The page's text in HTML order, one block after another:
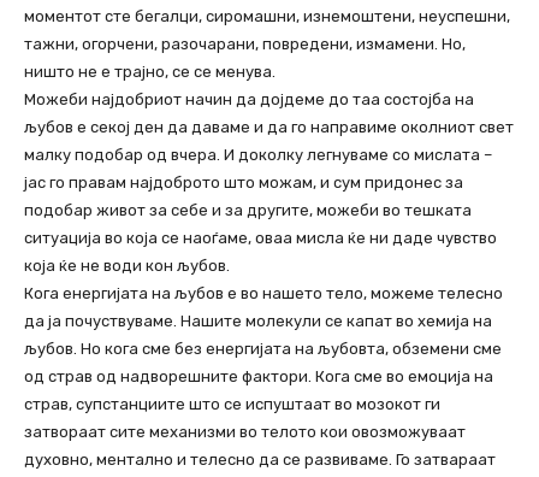
моментот сте бегалци, сиромашни, изнемоштени, неуспешни,
тажни, огорчени, разочарани, повредени, измамени. Но,
ништо не е трајно, сe се менува.
Можеби најдобриот начин да дојдеме до таа состојба на
љубов е секој ден да даваме и да го направиме околниот свет
малку подобар од вчера. И доколку легнуваме со мислата –
јас го правам најдоброто што можам, и сум придонес за
подобар живот за себе и за другите, можеби во тешката
ситуација во која се наоѓаме, оваа мисла ќе ни даде чувство
која ќе не води кон љубов.
Кога енергијата на љубов е во нашето тело, можеме телесно
да ја почуствуваме. Нашите молекули се капат во хемија на
љубов. Но кога сме без енергијата на љубовта, обземени сме
од страв од надворешните фактори. Кога сме во емоција на
страв, супстанциите што се испуштаат во мозокот ги
затвораат сите механизми во телото кои овозможуваат
духовно, ментално и телесно да се развиваме. Го затвараат